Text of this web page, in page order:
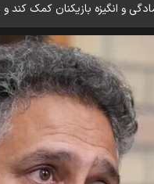
انگیزه بازیکنان کمک کند و